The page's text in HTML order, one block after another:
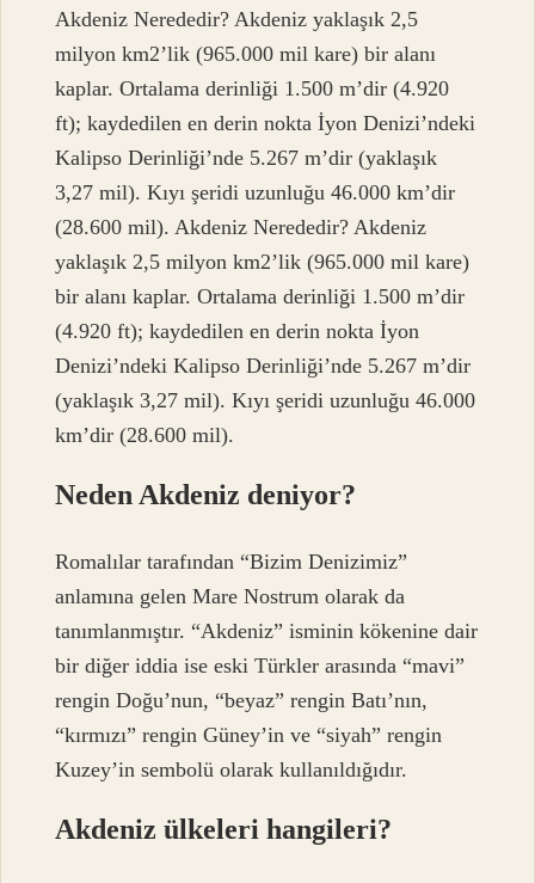
Akdeniz Nerededir? Akdeniz yaklaşık 2,5
milyon km2’lik (965.000 mil kare) bir alanı
kaplar. Ortalama derinliği 1.500 m’dir (4.920
ft); kaydedilen en derin nokta İyon Denizi’ndeki
Kalipso Derinliği’nde 5.267 m’dir (yaklaşık
3,27 mil). Kıyı şeridi uzunluğu 46.000 km’dir
(28.600 mil). Akdeniz Nerededir? Akdeniz
yaklaşık 2,5 milyon km2’lik (965.000 mil kare)
bir alanı kaplar. Ortalama derinliği 1.500 m’dir
(4.920 ft); kaydedilen en derin nokta İyon
Denizi’ndeki Kalipso Derinliği’nde 5.267 m’dir
(yaklaşık 3,27 mil). Kıyı şeridi uzunluğu 46.000
km’dir (28.600 mil).
Neden Akdeniz deniyor?
Romalılar tarafından “Bizim Denizimiz”
anlamına gelen Mare Nostrum olarak da
tanımlanmıştır. “Akdeniz” isminin kökenine dair
bir diğer iddia ise eski Türkler arasında “mavi”
rengin Doğu’nun, “beyaz” rengin Batı’nın,
“kırmızı” rengin Güney’in ve “siyah” rengin
Kuzey’in sembolü olarak kullanıldığıdır.
Akdeniz ülkeleri hangileri?